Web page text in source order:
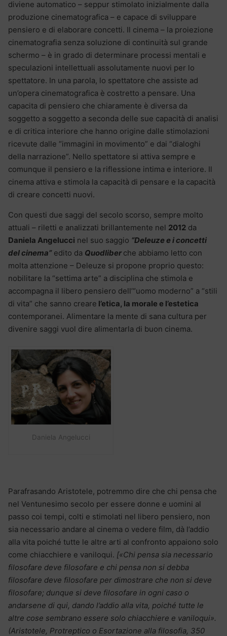
diviene automatico – seppur stimolato inizialmente dalla
produzione cinematografica – e capace di sviluppare
pensiero e di elaborare concetti. Il cinema – la proiezione
cinematografia senza soluzione di continuità sul grande
schermo – è in grado di determinare processi mentali e
speculazioni intellettuali assolutamente nuovi per lo
spettatore. In una parola, lo spettatore che assiste ad
un’opera cinematografica è costretto a pensare. Una
capacita di pensiero che chiaramente è diversa da
soggetto a soggetto a seconda delle sue capacità di analisi
e di critica interiore che hanno origine dalle stimolazioni
ricevute dalle “immagini in movimento” e dai “dialoghi
della narrazione”. Nello spettatore si attiva sempre e
comunque il pensiero e la riflessione intima e interiore. Il
cinema attiva e stimola la capacità di pensare e la capacità
di creare concetti nuovi.
Con questi due saggi del secolo scorso, sempre molto
attuali – riletti e analizzati brillantemente nel 2012 da
Daniela Angelucci nel suo saggio “Deleuze e i concetti
del cinema”edito da Quodliber che abbiamo letto con
molta attenzione – Deleuze si propone proprio questo:
nobilitare la “settima arte” a disciplina che stimola e
accompagna il libero pensiero dell’“uomo moderno” a “stili
di vita” che sanno creare l’etica, la morale e l’estetica
contemporanei. Alimentare la mente di sana cultura per
divenire saggi vuol dire alimentarla di buon cinema.
Daniela Angelucci
Parafrasando Aristotele, potremmo dire che chi pensa che
nel Ventunesimo secolo per essere donne e uomini al
passo coi tempi, colti e stimolati nel libero pensiero, non
sia necessario andare al cinema o vedere film, dà l’addio
alla vita poiché tutte le altre arti al confronto appaiono solo
come chiacchiere e vaniloqui. [«Chi pensa sia necessario
filosofare deve filosofare e chi pensa non si debba
filosofare deve filosofare per dimostrare che non si deve
filosofare; dunque si deve filosofare in ogni caso o
andarsene di qui, dando l’addio alla vita, poiché tutte le
altre cose sembrano essere solo chiacchiere e vaniloqui».
(Aristotele, Protreptico o Esortazione alla filosofia, 350